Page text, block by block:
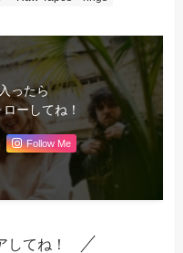
ったら
ーしてね！
Follow Me
してね！